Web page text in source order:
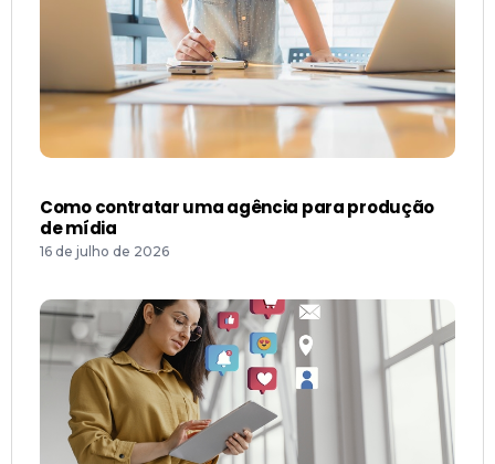
Como contratar uma agência para produção
de mídia
16 de julho de 2026